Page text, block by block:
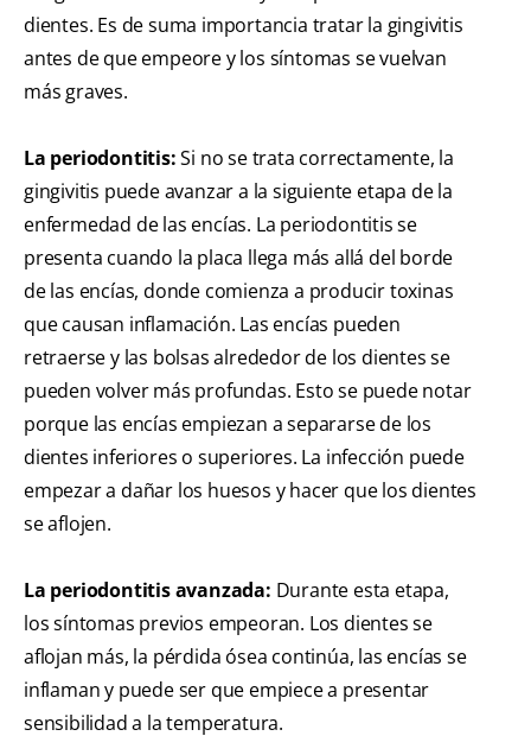
dientes. Es de suma importancia tratar la gingivitis
antes de que empeore y los síntomas se vuelvan
más graves.
La periodontitis:Si no se trata correctamente, la
gingivitis puede avanzar a la siguiente etapa de la
enfermedad de las encías. La periodontitis se
presenta cuando la placa llega más allá del borde
de las encías, donde comienza a producir toxinas
que causan inflamación. Las encías pueden
retraerse y las bolsas alrededor de los dientes se
pueden volver más profundas. Esto se puede notar
porque las encías empiezan a separarse de los
dientes inferiores o superiores. La infección puede
empezar a dañar los huesos y hacer que los dientes
se aflojen.
La periodontitis avanzada: Durante esta etapa,
los síntomas previos empeoran. Los dientes se
aflojan más, la pérdida ósea continúa, las encías se
inflaman y puede ser que empiece a presentar
sensibilidad a la temperatura.